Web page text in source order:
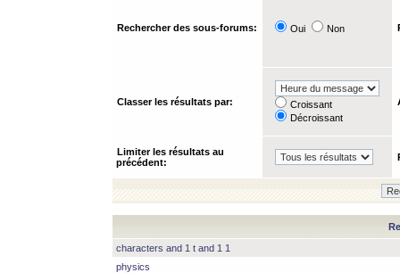
Rechercher des sous-forums: Oui Non
Classer les résultats par:
Croissant
Décroissant
Limiter les résultats au
précédent:
characters and 1 t and 1 1
physics